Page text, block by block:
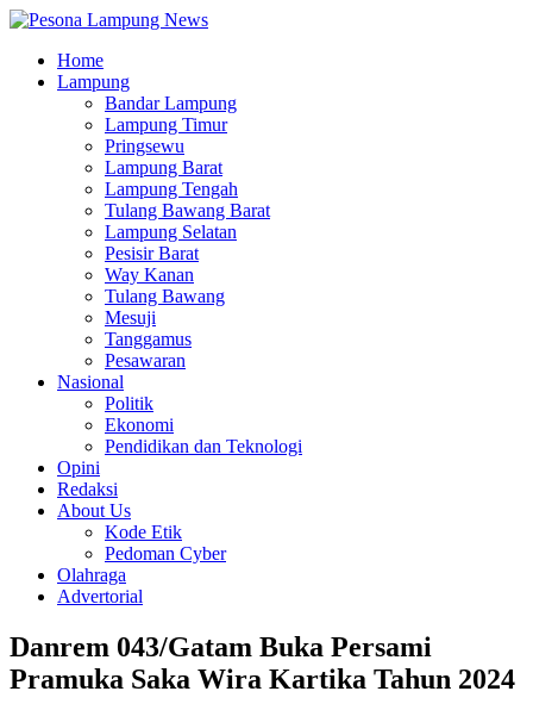
Home
Lampung
Bandar Lampung
Lampung Timur
Pringsewu
Lampung Barat
Lampung Tengah
Tulang Bawang Barat
Lampung Selatan
Pesisir Barat
Way Kanan
Tulang Bawang
Mesuji
Tanggamus
Pesawaran
Nasional
Politik
Ekonomi
Pendidikan dan Teknologi
Opini
Redaksi
About Us
Kode Etik
Pedoman Cyber
Olahraga
Advertorial
Danrem 043/Gatam Buka Persami
Pramuka Saka Wira Kartika Tahun 2024